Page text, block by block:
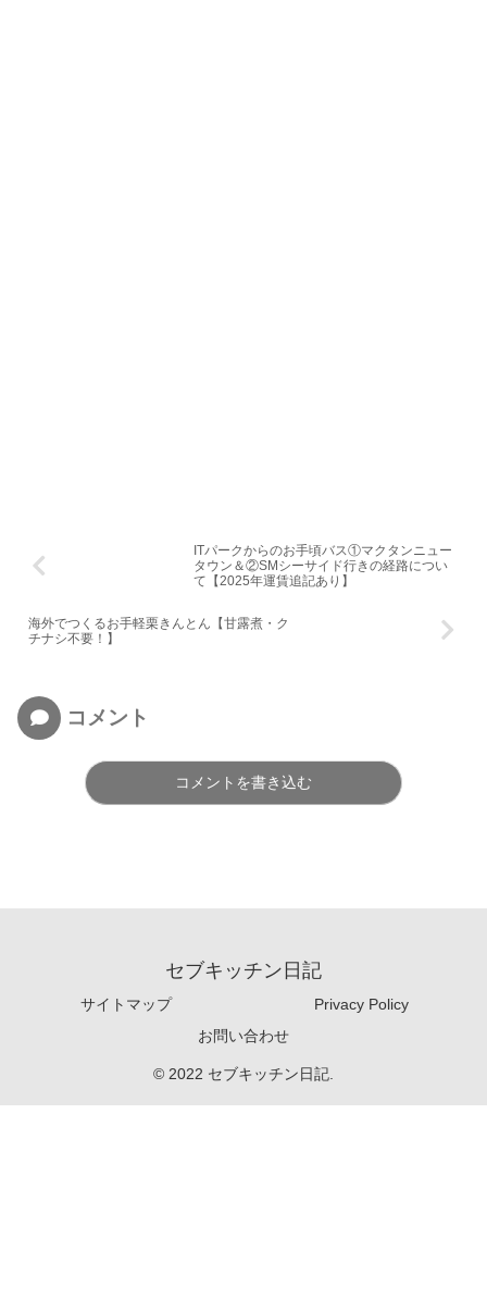
ITパークからのお手頃バス①マクタンニュー
タウン＆②SMシーサイド行きの経路につい
て【2025年運賃追記あり】
海外でつくるお手軽栗きんとん【甘露煮・ク
チナシ不要！】
コメント
コメントを書き込む
セブキッチン日記
サイトマップ
Privacy Policy
お問い合わせ
© 2022 セブキッチン日記.